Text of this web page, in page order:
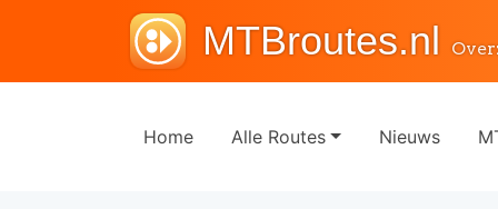
MTBroutes.nl
Home Alle Routes Nieuws